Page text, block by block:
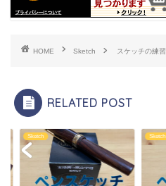
HOME Sketch スケッチの練
RELATED POST